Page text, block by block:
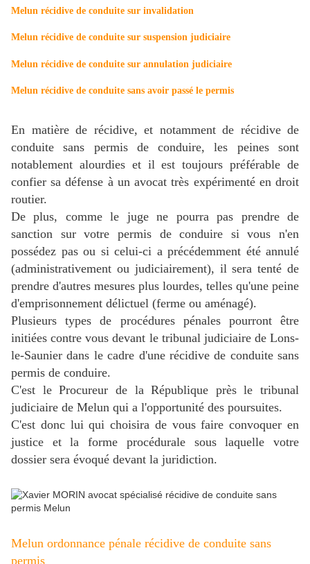
Melun récidive de conduite sur invalidation
Melun récidive de conduite sur suspension judiciaire
Melun récidive de conduite sur annulation judiciaire
Melun récidive de conduite sans avoir passé le permis
En matière de récidive, et notamment de récidive de
conduite sans permis de conduire, les peines sont
notablement alourdies et il est toujours préférable de
confier sa défense à un avocat très expérimenté en droit
routier.
De plus, comme le juge ne pourra pas prendre de
sanction sur votre permis de conduire si vous n'en
possédez pas ou si celui-ci a précédemment été annulé
(administrativement ou judiciairement), il sera tenté de
prendre d'autres mesures plus lourdes, telles qu'une peine
d'emprisonnement délictuel (ferme ou aménagé).
Plusieurs types de procédures pénales pourront être
initiées contre vous devant le tribunal judiciaire de Lons-
le-Saunier dans le cadre d'une récidive de conduite sans
permis de conduire.
C'est le Procureur de la République près le tribunal
judiciaire de Melun qui a l'opportunité des poursuites.
C'est donc lui qui choisira de vous faire convoquer en
justice et la forme procédurale sous laquelle votre
dossier sera évoqué devant la juridiction.
Melun ordonnance pénale récidive de conduite sans
permis